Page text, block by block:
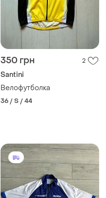
350 грн 2
Santini
Велофутболка
36 / S / 44